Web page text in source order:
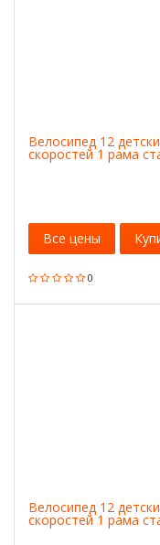
Велосипед 12
скоростей 1 рама
0
Все цены
Велосипед 12
скоростей 1 рама